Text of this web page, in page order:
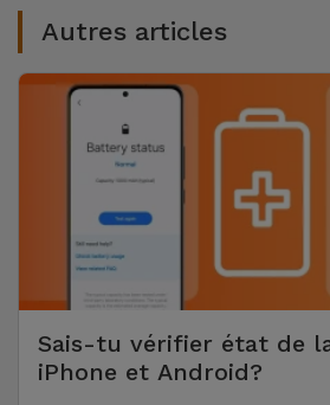
Autres articles
Sais-tu vérifier état de
iPhone et Android?